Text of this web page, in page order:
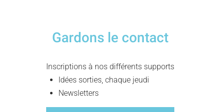
Gardons le contact
Inscriptions à nos différents supports
Idées sorties, chaque jeudi
Newsletters